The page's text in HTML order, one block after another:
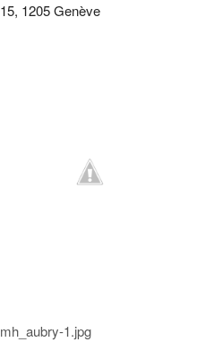
15, 1205 Genève
mh_aubry-1.jpg